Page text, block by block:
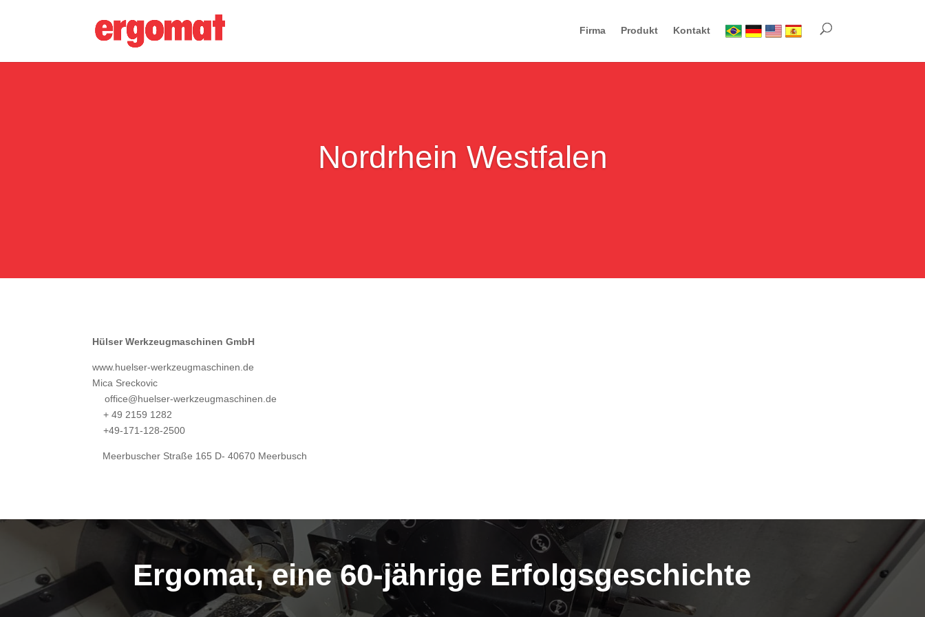
Firma Produkt Kontakt
Nordrhein Westfalen
Hülser Werkzeugmaschinen GmbH
www.huelser-werkzeugmaschinen.de
Mica Sreckovic
office@huelser-werkzeugmaschinen.de
+ 49 2159 1282
+49-171-128-2500
Meerbuscher Straße 165 D- 40670 Meerbusch
Ergomat, eine 60-jährige Erfolgsgeschichte